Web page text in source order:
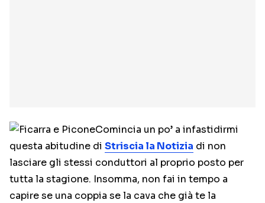
Comincia un po’ a infastidirmi
questa abitudine di Striscia la Notizia di non
lasciare gli stessi conduttori al proprio posto per
tutta la stagione. Insomma, non fai in tempo a
capire se una coppia se la cava che già te la